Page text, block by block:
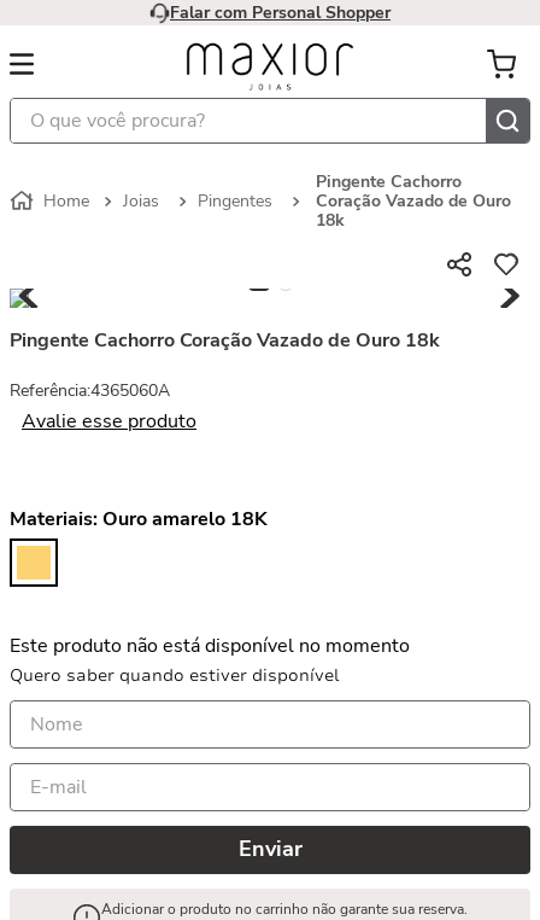
Falar com Personal Shopper
O que você procura?
Joias Pingentes
Pingente Cachorro
Coração Vazado de Ouro
18k
Pingente Cachorro Coração Vazado de Ouro 18k
Referência:4365060A
Avalie esse produto
Materiais:Ouro amarelo 18K
Este produto não está disponível no momento
Quero saber quando estiver disponível
Enviar
Adicionar o produto no carrinho não garante sua reserva.